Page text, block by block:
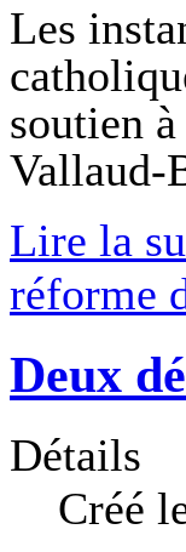
Les
soutien
Vallaud-
Lire la
réforme
Deux
Détails
Créé